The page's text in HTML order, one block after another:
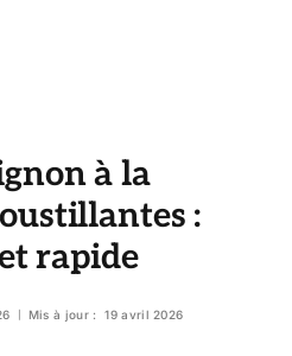
à la
:
rapide
Mis à jour : 19 avril 2026